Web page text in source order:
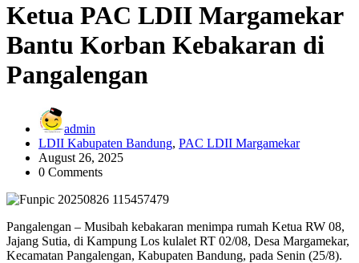
Ketua PAC LDII Margamekar
Bantu Korban Kebakaran di
Pangalengan
admin
LDII Kabupaten Bandung, PAC LDII Margamekar
August 26, 2025
0 Comments
Pangalengan – Musibah kebakaran menimpa rumah Ketua RW 08,
Jajang Sutia, di Kampung Los kulalet RT 02/08, Desa Margamekar,
Kecamatan Pangalengan, Kabupaten Bandung, pada Senin (25/8).